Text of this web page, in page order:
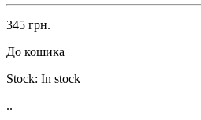
345 грн.
До кошика
Stock: In stock
..